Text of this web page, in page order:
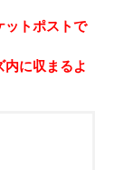
ットポストで
内に収まるよ